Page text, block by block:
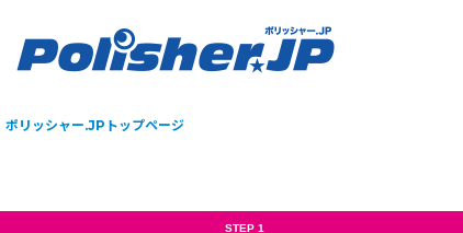
ポリッシャー.JPトップページ
STEP 1